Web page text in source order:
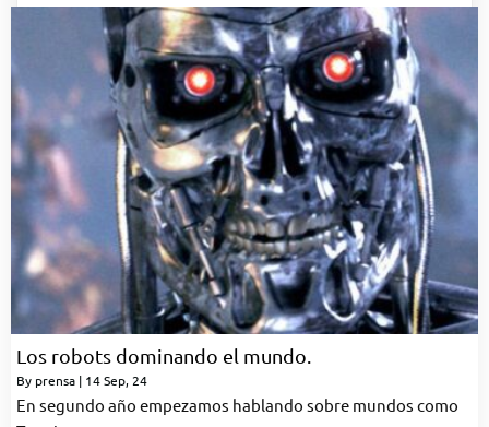
Los robots dominando el mundo.
By prensa | 14Sep, 24
En segundo año empezamos hablando sobre mundos como